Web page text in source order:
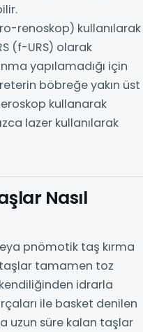
renoskop) kullanılarak
(f-URS) olarak
yapılamadığı için
böbreğe yakın üst
kullanarak
lazer kullanılarak
Nasıl
pnömotik taş kırma
taşlar tamamen toz
idrarla
ile basket denilen
uzun süre kalan taşlar